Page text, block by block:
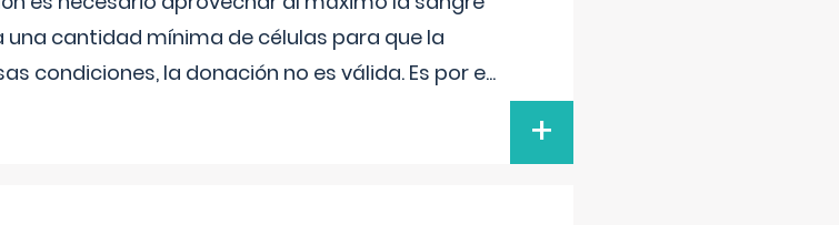
una cantidad mínima de células para que la
condiciones, la donación no es válida. Es por e...
+